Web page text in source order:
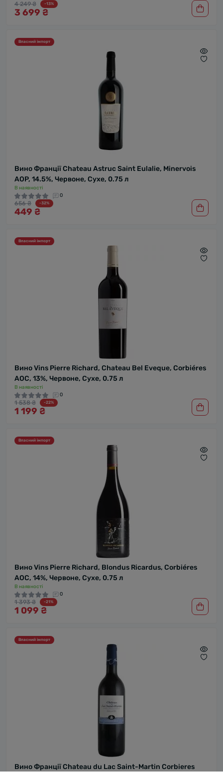
4 249 ₴ -13%
3 699 ₴
Власний імпорт
Вино Франції Chateau Astruc Saint Eulalie, Minervois
AOP, 14.5%, Червоне, Сухе, 0.75 л
В наявності
0
656 ₴ -32%
449 ₴
Власний імпорт
Вино Vins Pierre Richard, Chateau Bel Eveque, Corbiéres
AOC, 13%, Червоне, Сухе, 0.75 л
В наявності
0
1 538 ₴ -22%
1 199 ₴
Власний імпорт
Вино Vins Pierre Richard, Blondus Ricardus, Corbiéres
AOC, 14%, Червоне, Сухе, 0.75 л
В наявності
0
1 393 ₴ -21%
1 099 ₴
Власний імпорт
Вино Франції Chateau du Lac Saint-Martin Corbieres